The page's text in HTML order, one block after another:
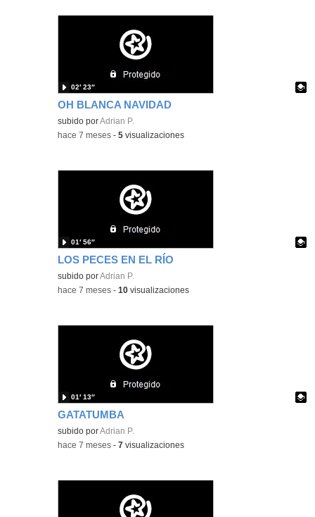
OH BLANCA NAVIDAD
Contenido educativo.
subido porAdrian P.
02′ 23″
-hace 7 meses -5 visualizaciones
LOS PECES EN EL RÍO
Contenido educativo.
subido porAdrian P.
01′ 56″
-hace 7 meses -10 visualizaciones
GATATUMBA
Contenido educativo.
subido porAdrian P.
01′ 13″
-hace 7 meses -7 visualizaciones